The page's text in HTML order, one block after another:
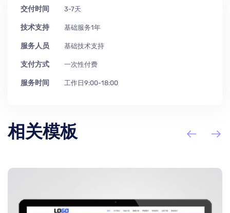
交付时间 3-7天
技术支持 基础服务1年
服务人员 基础技术支持
支付方式 一次性付费
服务时间 工作日9:00-18:00
相关模板